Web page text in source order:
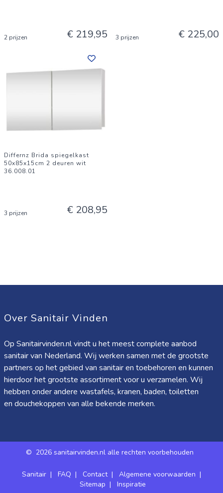
2 prijzen € 219,95 3 prijzen € 225,00
Differnz Brida spiegelkast
50x85x15cm 2 deuren wit
36.008.01
3 prijzen € 208,95
Over Sanitair Vinden
Op Sanitairvinden.nl vindt u het meest complete aanbod
sanitair van Nederland. Wij werken samen met de grootste
partners op het gebied van sanitair en toebehoren en kunnen
hierdoor het grootste assortiment voor u verzamelen. Wij
hebben onder andere wastafels, kranen, baden, toiletten
en douchekoppen van alle bekende merken.
© 2026 sanitairvinden.nl alle rechten voorbehouden
Sanitair | FAQ | Contact| Algemene voorwaarden |
Sitemap | Inspiratie